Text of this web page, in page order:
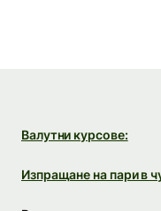
Валутни курсове:
Изпращане на пари в